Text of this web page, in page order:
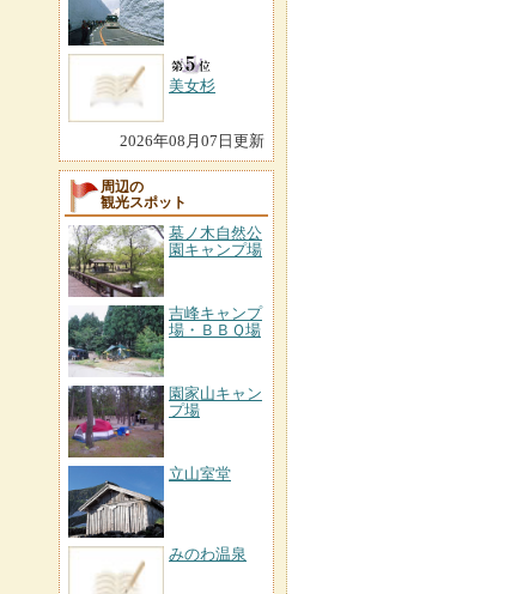
美女杉
2026年08月07日更新
周辺の
観光スポット
墓ノ木自然公
園キャンプ場
吉峰キャンプ
場・ＢＢＱ場
園家山キャン
プ場
立山室堂
みのわ温泉